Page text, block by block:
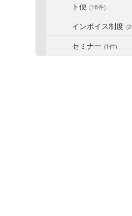
ト便 (16件)
インボイス制度
セミナー (1件)